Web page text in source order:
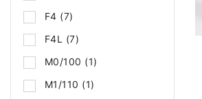
F4 (7)
F4L (7)
M0/100 (1)
M1/110 (1)